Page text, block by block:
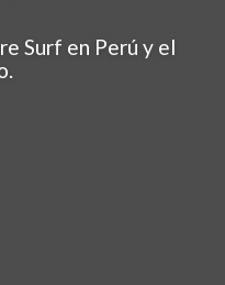
Surf en Perú y el